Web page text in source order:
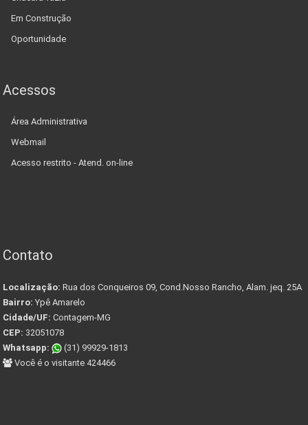
Em Construção
Oportunidade
Acessos
Área Administrativa
Webmail
Acesso restrito - Atend. on-line
Contato
Localização: Rua dos Conqueiros 09, Cond.Nosso Rancho, Alam. jeq. 25A
Bairro: Ypê Amarelo
Cidade/UF: Contagem-MG
CEP: 32051078
Whatsapp:
(31) 99929-1813
Você é o visitante 424466